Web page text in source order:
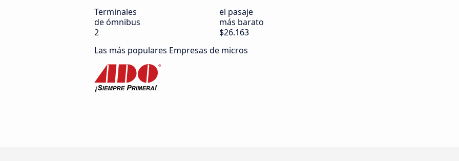
Terminales
de ómnibus
2
el pasaje
más barato
$26.163
Las más populares Empresas de micros